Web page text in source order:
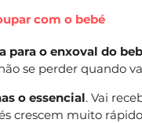
com o bebé
para o enxoval do
se perder quando
o essencial. Vai
crescem muito